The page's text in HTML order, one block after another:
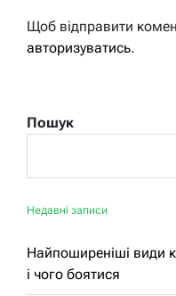
Щоб відправити
авторизуватись.
Пошук
Недавні записи
Найпоширеніші види
і чого боятися